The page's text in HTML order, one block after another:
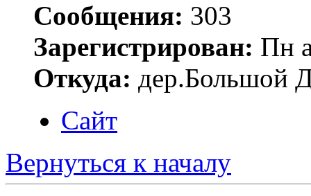
Сообщения: 303
Зарегистрирован: Пн
Откуда: дер.Большой
Сайт
Вернуться к началу